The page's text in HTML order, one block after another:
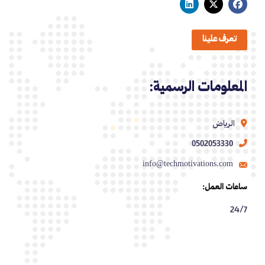
تعرف علينا
المعلومات الرسمية:
الرياض
0502053330
info@techmotivations.com
ساعات العمل:
24/7